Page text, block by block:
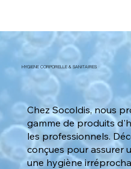
HYGIENE CORPORELLE & SANITAIRES
Chez Socoldis, nous
gamme de produits
les professionnels.
conçues pour assurer
une hygiène